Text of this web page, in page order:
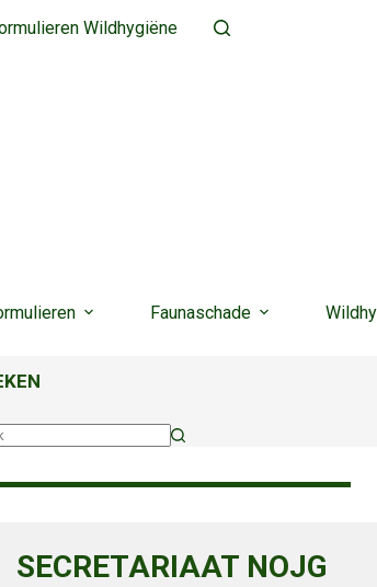
Wildhygiëne
Faunaschade
SECRETARIAAT NOJG